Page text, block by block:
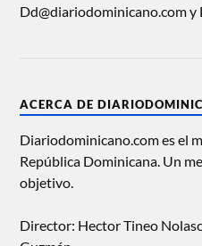
Dd@diariodominicano.com y
ACERCA DE
Diariodominicano.com es el
República Dominicana. Un
objetivo.
Director: Hector Tineo